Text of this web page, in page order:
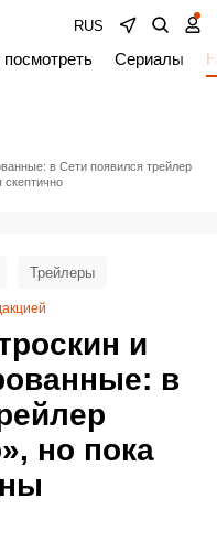
RUS
посмотреть Сериалы
в Сети появился трейлер
скептично
и
в
но пока
Трейлеры